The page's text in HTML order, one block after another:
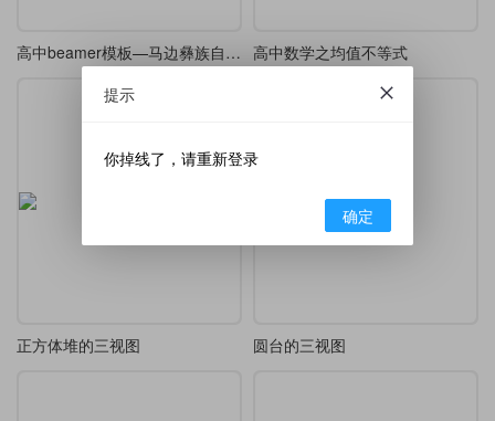
高中beamer模板—马边彝族自治县中学校 高中数学之均值不等式
正方体堆的三视图 圆台的三视图
提示
你掉线了，请重新登录
确定